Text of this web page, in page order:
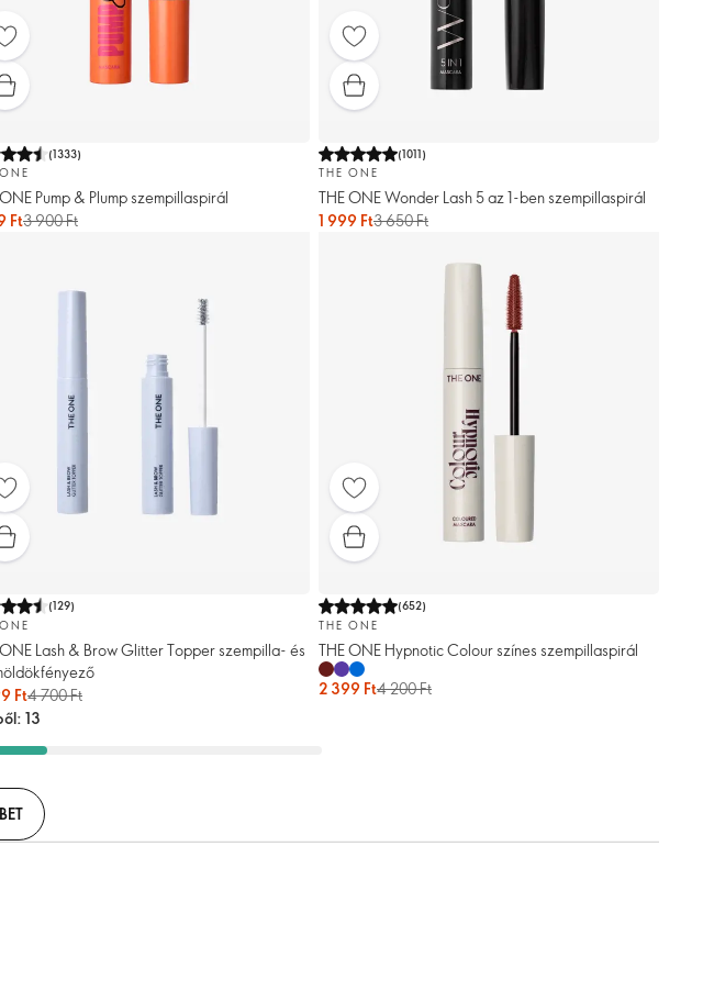
(1333)
Pump & Plump szempillaspirál
Ft3 900 Ft
(1011)
THE ONE
THE ONE Wonder Lash 5 az 1-ben szempillaspirál
1 999 Ft3 650 Ft
(129)
Lash & Brow Glitter Topper szempilla- és
Ft4 700 Ft
(652)
THE ONE
THE ONE Hypnotic Colour színes szempillaspirál
2 399 Ft4 200 Ft
13